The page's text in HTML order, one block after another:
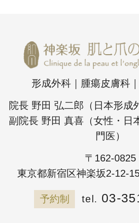
形成外科｜腫瘍皮膚科
院長 野田 弘二郎（日本形成
副院長 野田 真喜（女性・日
門医）
〒162-0825
東京都新宿区神楽坂2-12-
予約制 03-